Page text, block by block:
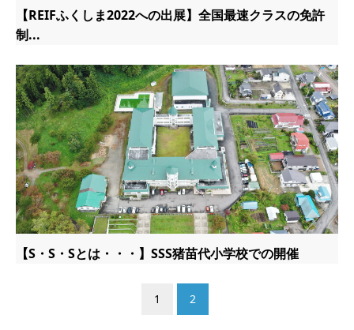
【REIFふくしま2022への出展】全国最速クラスの免許
制...
【S・S・Sとは・・・】SSS猪苗代小学校での開催
1 2